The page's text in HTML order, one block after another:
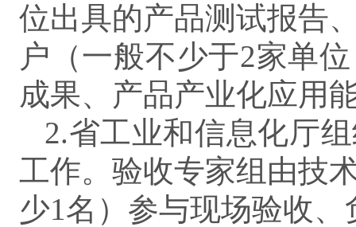
位出具的产品测试报告
户（一般不少于2家单
成果、产品产业化应用
2.省工业和信息化厅
工作。验收专家组由技
少1名）参与现场验收